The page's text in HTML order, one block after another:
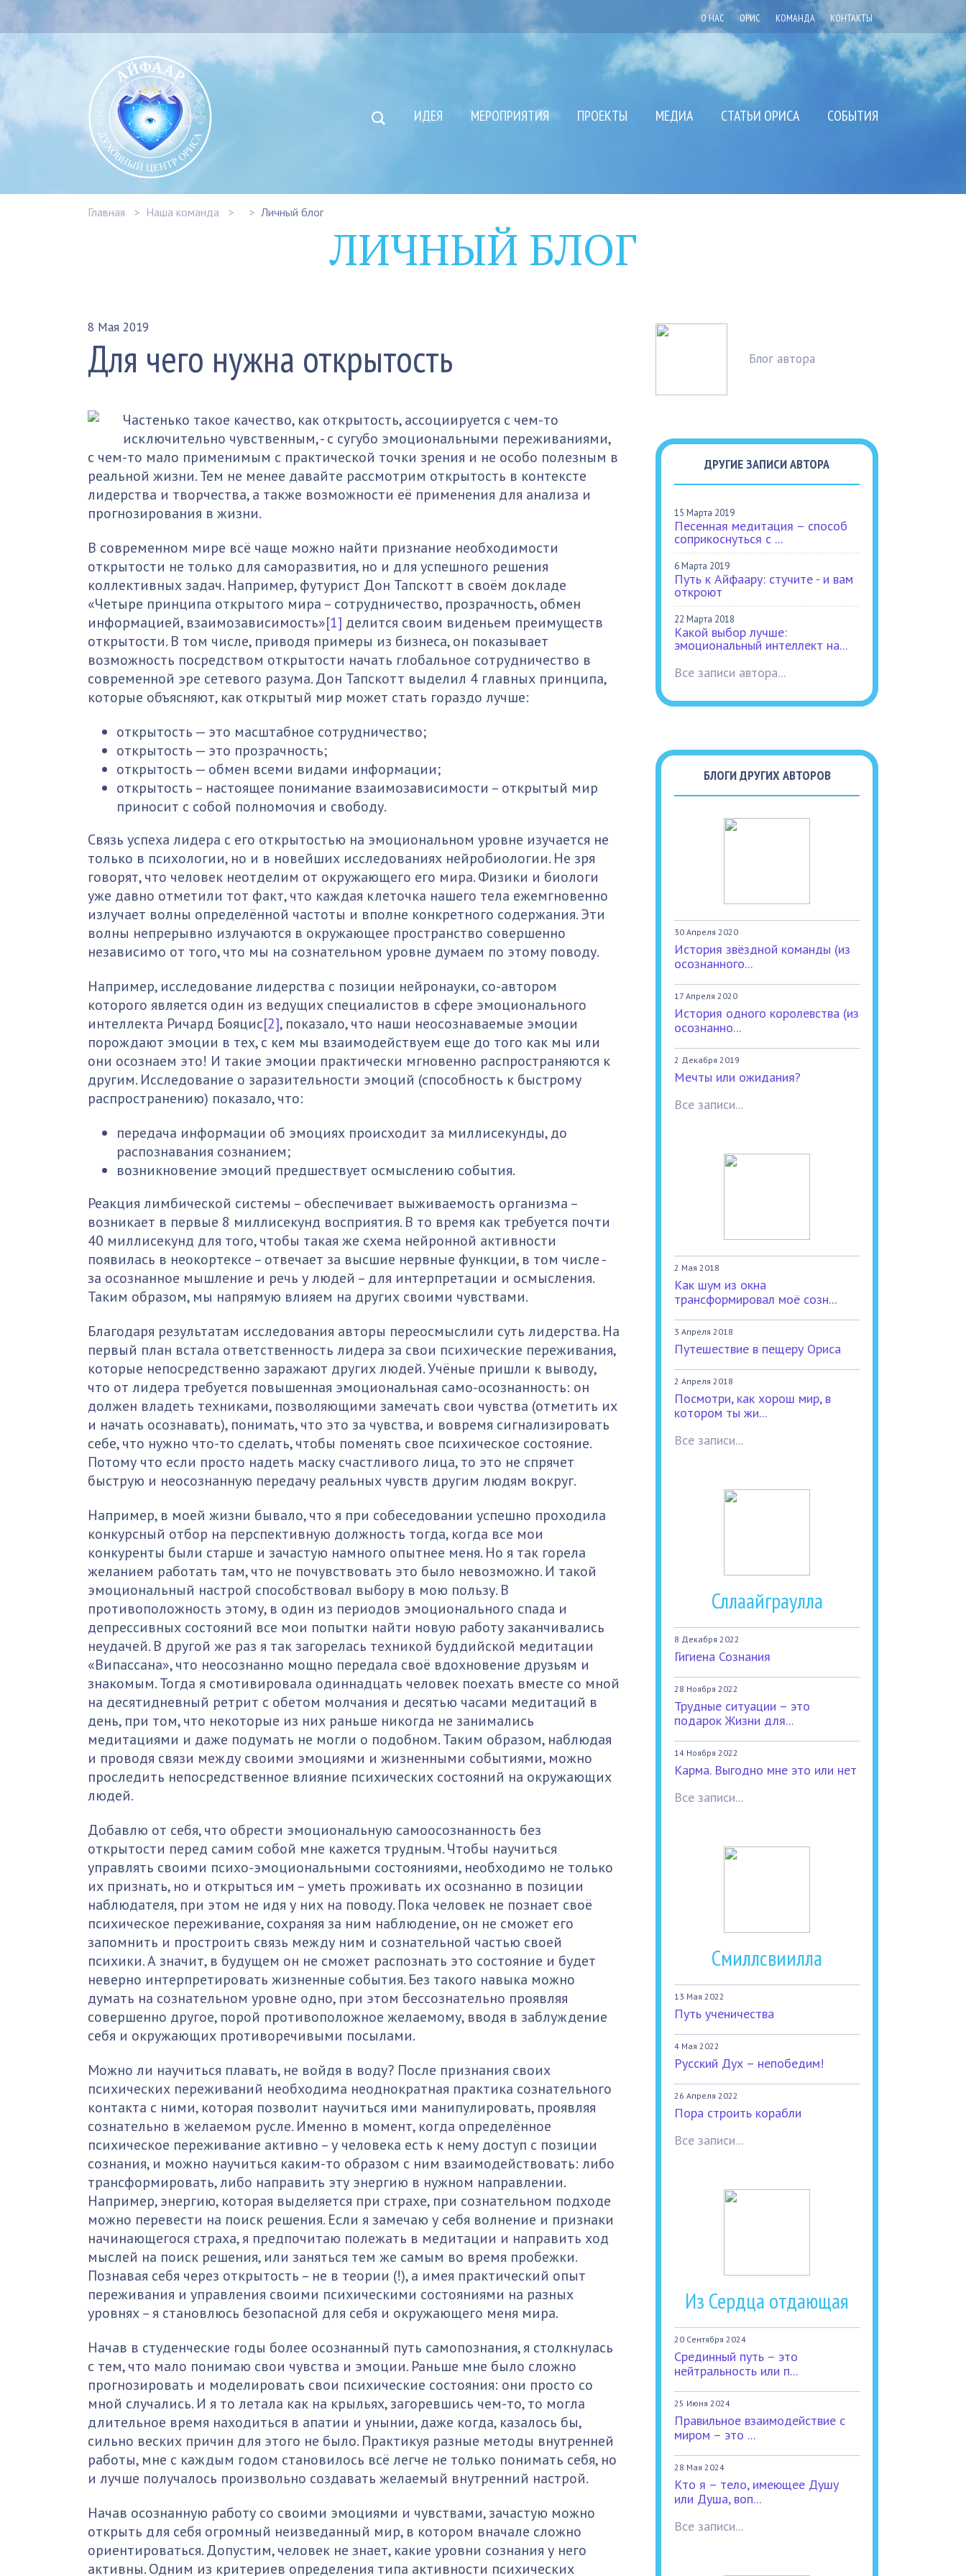
О НАС ОРИС КОМАНДА КОНТАКТЫ
ИДЕЯ МЕРОПРИЯТИЯ ПРОЕКТЫ МЕДИА СТАТЬИ ОРИСА СОБЫТИЯ
Главная Наша команда Личный блог
ЛИЧНЫЙ БЛОГ
8 Мая 2019
Для чего нужна открытость
Частенько такое качество, как открытость, ассоциируется с чем-то
исключительно чувственным, - с сугубо эмоциональными переживаниями,
с чем-то мало применимым с практической точки зрения и не особо полезным в
реальной жизни. Тем не менее давайте рассмотрим открытость в контексте
лидерства и творчества, а также возможности её применения для анализа и
прогнозирования в жизни.
В современном мире всё чаще можно найти признание необходимости
открытости не только для саморазвития, но и для успешного решения
коллективных задач. Например, футурист Дон Тапскотт в своём докладе
«Четыре принципа открытого мира – сотрудничество, прозрачность, обмен
информацией, взаимозависимость»[1] делится своим виденьем преимуществ
открытости. В том числе, приводя примеры из бизнеса, он показывает
возможность посредством открытости начать глобальное сотрудничество в
современной эре сетевого разума. Дон Тапскотт выделил 4 главных принципа,
которые объясняют, как открытый мир может стать гораздо лучше:
открытость — это масштабное сотрудничество;
открытость — это прозрачность;
открытость — обмен всеми видами информации;
открытость – настоящее понимание взаимозависимости – открытый мир
приносит с собой полномочия и свободу.
Связь успеха лидера с его открытостью на эмоциональном уровне изучается не
только в психологии, но и в новейших исследованиях нейробиологии. Не зря
говорят, что человек неотделим от окружающего его мира. Физики и биологи
уже давно отметили тот факт, что каждая клеточка нашего тела ежемгновенно
излучает волны определённой частоты и вполне конкретного содержания. Эти
волны непрерывно излучаются в окружающее пространство совершенно
независимо от того, что мы на сознательном уровне думаем по этому поводу.
Например, исследование лидерства с позиции нейронауки, со-автором
которого является один из ведущих специалистов в сфере эмоционального
интеллекта Ричард Бояцис[2], показало, что наши неосознаваемые эмоции
порождают эмоции в тех, с кем мы взаимодействуем еще до того как мы или
они осознаем это! И такие эмоции практически мгновенно распространяются к
другим. Исследование о заразительности эмоций (способность к быстрому
распространению) показало, что:
передача информации об эмоциях происходит за миллисекунды, до
распознавания сознанием;
возникновение эмоций предшествует осмыслению события.
Реакция лимбической системы – обеспечивает выживаемость организма –
возникает в первые 8 миллисекунд восприятия. В то время как требуется почти
40 миллисекунд для того, чтобы такая же схема нейронной активности
появилась в неокортексе – отвечает за высшие нервные функции, в том числе -
за осознанное мышление и речь у людей – для интерпретации и осмысления.
Таким образом, мы напрямую влияем на других своими чувствами.
Благодаря результатам исследования авторы переосмыслили суть лидерства. На
первый план встала ответственность лидера за свои психические переживания,
которые непосредственно заражают других людей. Учёные пришли к выводу,
что от лидера требуется повышенная эмоциональная само-осознанность: он
должен владеть техниками, позволяющими замечать свои чувства (отметить их
и начать осознавать), понимать, что это за чувства, и вовремя сигнализировать
себе, что нужно что-то сделать, чтобы поменять свое психическое состояние.
Потому что если просто надеть маску счастливого лица, то это не спрячет
быструю и неосознанную передачу реальных чувств другим людям вокруг.
Например, в моей жизни бывало, что я при собеседовании успешно проходила
конкурсный отбор на перспективную должность тогда, когда все мои
конкуренты были старше и зачастую намного опытнее меня. Но я так горела
желанием работать там, что не почувствовать это было невозможно. И такой
эмоциональный настрой способствовал выбору в мою пользу. В
противоположность этому, в один из периодов эмоционального спада и
депрессивных состояний все мои попытки найти новую работу заканчивались
неудачей. В другой же раз я так загорелась техникой буддийской медитации
«Випассана», что неосознанно мощно передала своё вдохновение друзьям и
знакомым. Тогда я смотивировала одиннадцать человек поехать вместе со мной
на десятидневный ретрит с обетом молчания и десятью часами медитаций в
день, при том, что некоторые из них раньше никогда не занимались
медитациями и даже подумать не могли о подобном. Таким образом, наблюдая
и проводя связи между своими эмоциями и жизненными событиями, можно
проследить непосредственное влияние психических состояний на окружающих
людей.
Добавлю от себя, что обрести эмоциональную самоосознанность без
открытости перед самим собой мне кажется трудным. Чтобы научиться
управлять своими психо-эмоциональными состояниями, необходимо не только
их признать, но и открыться им – уметь проживать их осознанно в позиции
наблюдателя, при этом не идя у них на поводу. Пока человек не познает своё
психическое переживание, сохраняя за ним наблюдение, он не сможет его
запомнить и простроить связь между ним и сознательной частью своей
психики. А значит, в будущем он не сможет распознать это состояние и будет
неверно интерпретировать жизненные события. Без такого навыка можно
думать на сознательном уровне одно, при этом бессознательно проявляя
совершенно другое, порой противоположное желаемому, вводя в заблуждение
себя и окружающих противоречивыми посылами.
Можно ли научиться плавать, не войдя в воду? После признания своих
психических переживаний необходима неоднократная практика сознательного
контакта с ними, которая позволит научиться ими манипулировать, проявляя
сознательно в желаемом русле. Именно в момент, когда определённое
психическое переживание активно – у человека есть к нему доступ с позиции
сознания, и можно научиться каким-то образом с ним взаимодействовать: либо
трансформировать, либо направить эту энергию в нужном направлении.
Например, энергию, которая выделяется при страхе, при сознательном подходе
можно перевести на поиск решения. Если я замечаю у себя волнение и признаки
начинающегося страха, я предпочитаю полежать в медитации и направить ход
мыслей на поиск решения, или заняться тем же самым во время пробежки.
Познавая себя через открытость – не в теории (!), а имея практический опыт
переживания и управления своими психическими состояниями на разных
уровнях – я становлюсь безопасной для себя и окружающего меня мира.
Начав в студенческие годы более осознанный путь самопознания, я столкнулась
с тем, что мало понимаю свои чувства и эмоции. Раньше мне было сложно
прогнозировать и моделировать свои психические состояния: они просто со
мной случались. И я то летала как на крыльях, загоревшись чем-то, то могла
длительное время находиться в апатии и унынии, даже когда, казалось бы,
сильно веских причин для этого не было. Практикуя разные методы внутренней
работы, мне с каждым годом становилось всё легче не только понимать себя, но
и лучше получалось произвольно создавать желаемый внутренний настрой.
Начав осознанную работу со своими эмоциями и чувствами, зачастую можно
открыть для себя огромный неизведанный мир, в котором вначале сложно
ориентироваться. Допустим, человек не знает, какие уровни сознания у него
активны. Одним из критериев определения типа активности психических
Блог автора
ДРУГИЕ ЗАПИСИ АВТОРА
15 Марта 2019
Песенная медитация – способ
соприкоснуться с ...
6 Марта 2019
Путь к Айфаару: стучите - и вам
откроют
22 Марта 2018
Какой выбор лучше:
эмоциональный интеллект на...
Все записи автора...
БЛОГИ ДРУГИХ АВТОРОВ
30 Апреля 2020
История звёздной команды (из
осознанного...
17 Апреля 2020
История одного королевства (из
осознанно...
2 Декабря 2019
Мечты или ожидания?
Все записи...
2 Мая 2018
Как шум из окна
трансформировал моё созн...
3 Апреля 2018
Путешествие в пещеру Ориса
2 Апреля 2018
Посмотри, как хорош мир, в
котором ты жи...
Все записи...
Сллаайграулла
8 Декабря 2022
Гигиена Сознания
28 Ноября 2022
Трудные ситуации – это
подарок Жизни для...
14 Ноября 2022
Карма. Выгодно мне это или нет
Все записи...
Смиллсвиилла
13 Мая 2022
Путь ученичества
4 Мая 2022
Русский Дух – непобедим!
26 Апреля 2022
Пора строить корабли
Все записи...
Из Сердца отдающая
20 Сентября 2024
Срединный путь – это
нейтральность или п...
25 Июня 2024
Правильное взаимодействие с
миром – это ...
28 Мая 2024
Кто я – тело, имеющее Душу
или Душа, воп...
Все записи...